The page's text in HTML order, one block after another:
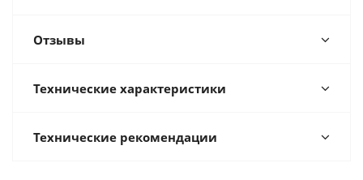
Отзывы
Технические характеристики
Технические рекомендации